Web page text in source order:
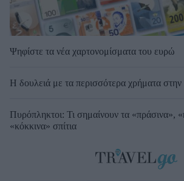
Ψηφίστε τα νέα χαρτονομίσματα του ευρώ
Η δουλειά με τα περισσότερα χρήματα
Πυρόπληκτοι: Τι σημαίνουν τα «πράσινα»,
«κόκκινα» σπίτια